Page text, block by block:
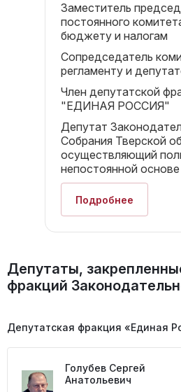
Заместитель
постоянного
бюджету и налогам
Сопредседатель
регламенту и
Член депутатской
"ЕДИНАЯ РОССИЯ"
Депутат
Собрания Тверской
осуществляющий
непостоянной основе
Подробнее
Депутаты,
фракций
Депутатская фракция «Единая
Голубев Сергей
Анатольевич